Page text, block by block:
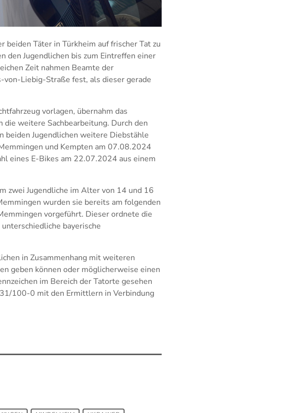
beiden Täter in Türkheim auf frischer Tat zu
Jugendlichen bis zum Eintreffen einer
Zeit nahmen Beamte der
Liebig-Straße fest, als dieser gerade
vorlagen, übernahm das
weitere Sachbearbeitung. Durch den
beiden Jugendlichen weitere Diebstähle
und Kempten am 07.08.2024
eines E-Bikes am 22.07.2024 aus einem
zwei Jugendliche im Alter von 14 und 16
wurden sie bereits am folgenden
vorgeführt. Dieser ordnete die
bayerische
in Zusammenhang mit weiteren
geben können oder möglicherweise einen
im Bereich der Tatorte gesehen
100-0 mit den Ermittlern in Verbindung